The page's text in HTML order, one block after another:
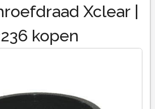
Xclear |
kopen